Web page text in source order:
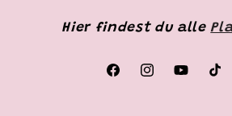
Hier findest du alle
FacebookInstagramYouTube